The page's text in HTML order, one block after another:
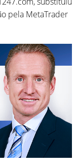
pela MetaTrader